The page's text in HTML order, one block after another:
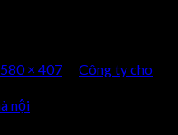
580 × 407
Công ty cho